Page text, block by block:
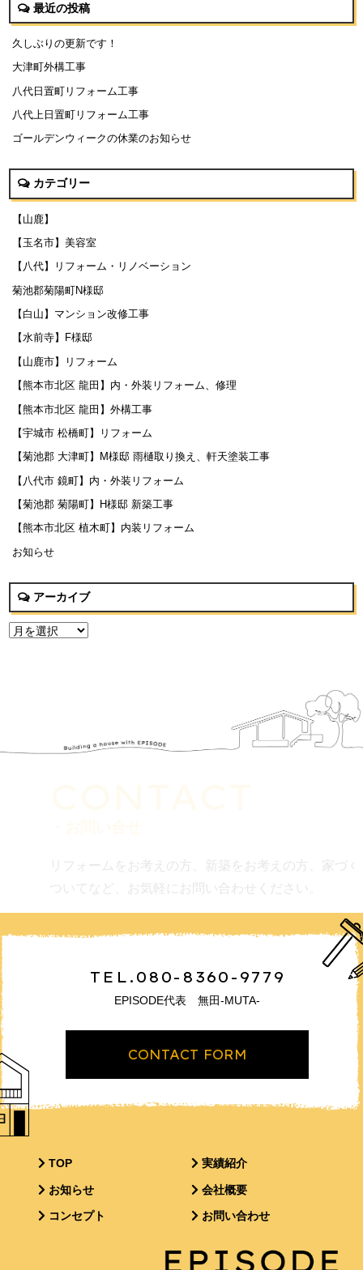
最近の投稿
久しぶりの更新です！
大津町外構工事
八代日置町リフォーム工事
八代上日置町リフォーム工事
ゴールデンウィークの休業のお知らせ
カテゴリー
【山鹿】
【玉名市】美容室
【八代】リフォーム・リノベーション
菊池郡菊陽町N様邸
【白山】マンション改修工事
【水前寺】F様邸
【山鹿市】リフォーム
【熊本市北区 龍田】内・外装リフォーム、修理
【熊本市北区 龍田】外構工事
【宇城市 松橋町】リフォーム
【菊池郡 大津町】M様邸 雨樋取り換え、軒天塗装工事
【八代市 鏡町】内・外装リフォーム
【菊池郡 菊陽町】H様邸 新築工事
【熊本市北区 植木町】内装リフォーム
お知らせ
アーカイブ
リフォームをお考えの方、新築をお考えの方、家づ
ついてなど、お気軽にお問い合わせください。
TEL.080-8360-9779
EPISODE代表 無田-MUTA-
CONTACT FORM
TOP 実績紹介
お知らせ 会社概要
コンセプト お問い合わせ